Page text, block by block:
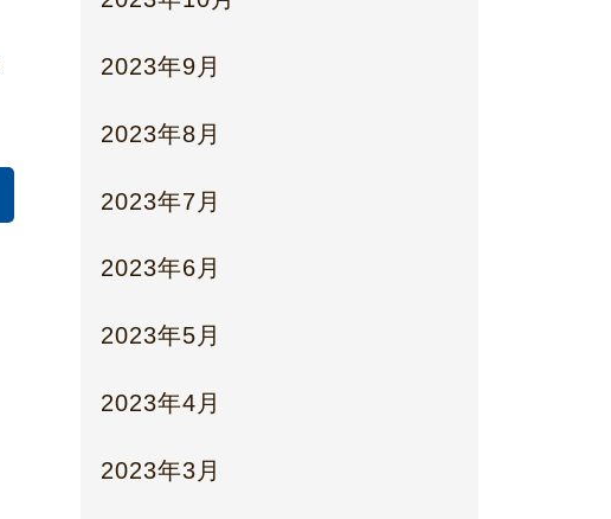
2023年9月
2023年8月
2023年7月
2023年6月
2023年5月
2023年4月
2023年3月